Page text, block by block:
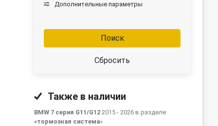
Дополнительные параметры
Поиск
Сбросить
Также в наличии
BMW 7 серия G11/G12 2015 - 2026 в разделе
«тормозная система»